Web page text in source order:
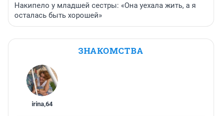
Накипело у младшей сестры: «Она уехала жить, а я
осталась быть хорошей»
ЗНАКОМСТВА
irina,64